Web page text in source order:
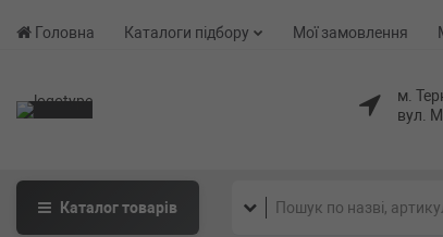
Головна Каталоги підбору Мої замовлення
м.
вул.
Каталогтоварів